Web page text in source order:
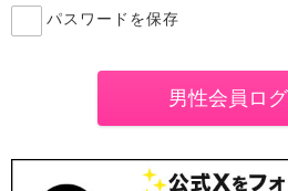
パスワードを保存